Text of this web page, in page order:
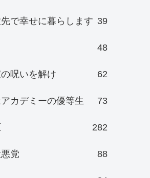
で幸せに暮らします 39
48
呪いを解け 62
カデミーの優等生 73
282
党 88